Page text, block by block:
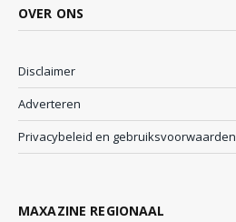
OVER ONS
Disclaimer
Adverteren
Privacybeleid en gebruiksvoorwaarden
MAXAZINE REGIONAAL